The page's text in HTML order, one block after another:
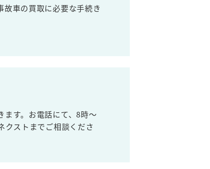
故車の買取に必要な手続き
ます。お電話にて、8時～
クストまでご相談くださ